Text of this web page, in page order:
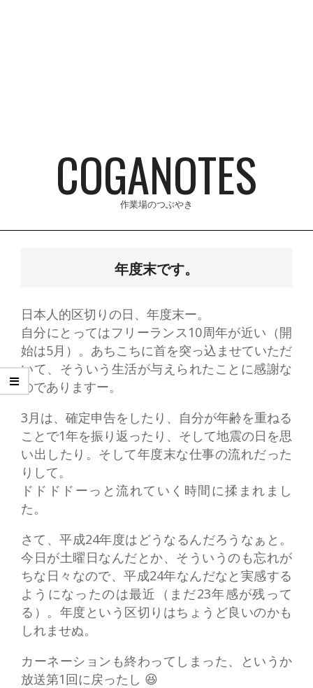
COGANOTES
作業場のつぶやき
年度末です。
日本人的区切りの日、年度末ー。
自分にとってはフリーランス10周年が近い（開
始は5月）。あちこちに首を突っ込ませていただ
いて、そういう生活が与えられたことに感謝な
のでありますー。
3月は、確定申告をしたり、自分が年齢を重ねる
ことで1年を振り返ったり、そして地震の日を思
い出したり。そして年度末な仕事の流れだった
りして。
ドドドドーっと流れていく時間に揉まれまし
た。
さて、平成24年度はどうなるんだろうなぁと。
今日が土曜日なんだとか、そういうのも忘れが
ちな日々なので、平成24年なんだなと実感する
ようになったのは最近（まだ23年感が残って
る）。年度という区切りはちょうど良いのかも
しれませぬ。
カーネーションも終わってしまった、というか
放送第1回に戻ったし 😆